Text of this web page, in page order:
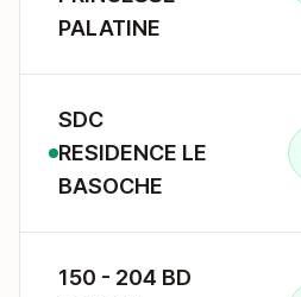
PALATINE
SDC
RESIDENCE LE
BASOCHE
150 - 204 BD